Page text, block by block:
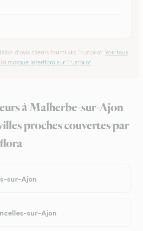
d'avis clients fourni via Trustpilot. Voir tous
la marque Interflora sur Trustpilot
à Malherbe-sur-Ajon
proches couvertes par
sur-Ajon
sur-Ajon